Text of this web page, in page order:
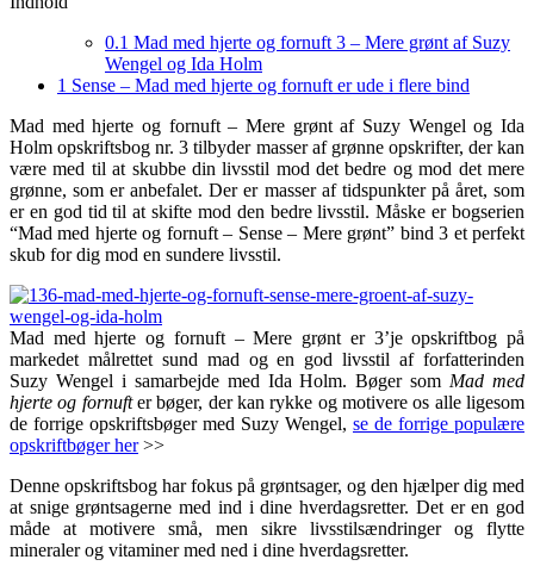
0.1 Mad med hjerte og fornuft 3 – Mere grønt af Suzy
Wengel og Ida Holm
1 Sense – Mad med hjerte og fornuft er ude i flere bind
Mad med hjerte og fornuft – Mere grønt af Suzy Wengel og Ida
Holm opskriftsbog nr. 3 tilbyder masser af grønne opskrifter, der kan
være med til at skubbe din livsstil mod det bedre og mod det mere
grønne, som er anbefalet. Der er masser af tidspunkter på året, som
er en god tid til at skifte mod den bedre livsstil. Måske er bogserien
“Mad med hjerte og fornuft – Sense – Mere grønt” bind 3 et perfekt
skub for dig mod en sundere livsstil.
Mad med hjerte og fornuft – Mere grønt er 3’je opskriftbog på
markedet målrettet sund mad og en god livsstil af forfatterinden
Suzy Wengel i samarbejde med Ida Holm. Bøger som Mad med
hjerte og fornufter bøger, der kan rykke og motivere os alle ligesom
de forrige opskriftsbøger med Suzy Wengel, se de forrige populære
opskriftbøger her>>
Denne opskriftsbog har fokus på grøntsager, og den hjælper dig med
at snige grøntsagerne med ind i dine hverdagsretter. Det er en god
måde at motivere små, men sikre livsstilsændringer og flytte
mineraler og vitaminer med ned i dine hverdagsretter.